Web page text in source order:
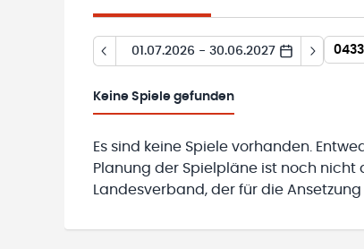
01.07.2026 - 30.06.2027
Keine Spiele gefunden
Es sind keine Spiele vorhanden.
Planung der Spielpläne ist noch
Landesverband, der für die